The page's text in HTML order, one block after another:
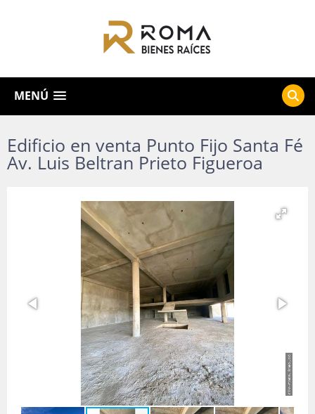
MENÚ
Edificio en venta Punto Fijo Santa Fé
Av. Luis Beltran Prieto Figueroa